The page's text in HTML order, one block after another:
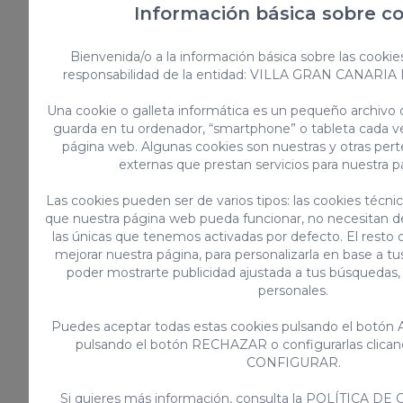
senderismo y comer en cuevas es
posible
Conoce uno de los barrancos más
espectaculares de la isla.
Información básica sobre
Bienvenida/o a la información básica sobre las
responsabilidad de la entidad: VILLA GRAN CANARIA
Una cookie o galleta informática es un pequeño archivo
guarda en tu ordenador, “smartphone” o tableta cada
página web. Algunas cookies son nuestras y otras
externas que prestan servicios para nuestra
Las cookies pueden ser de varios tipos: las cookies
que nuestra página web pueda funcionar, no necesitan
las únicas que tenemos activadas por defecto. El resto
mejorar nuestra página, para personalizarla en base a
poder mostrarte publicidad ajustada a tus
personales.
Puedes aceptar todas estas cookies pulsando el botón
pulsando el botón RECHAZAR o configurarlas
CONFIGURAR.
Si quieres más información, consulta la POLÍTICA DE